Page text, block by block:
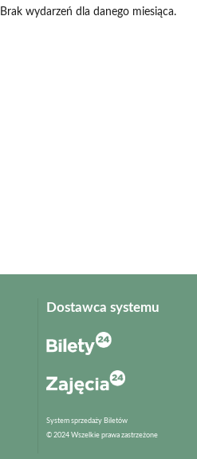
Brak wydarzeń dla danego miesiąca.
Dostawca systemu
System sprzedaży Biletów
© 2024 Wszelkie prawa zastrzeżone